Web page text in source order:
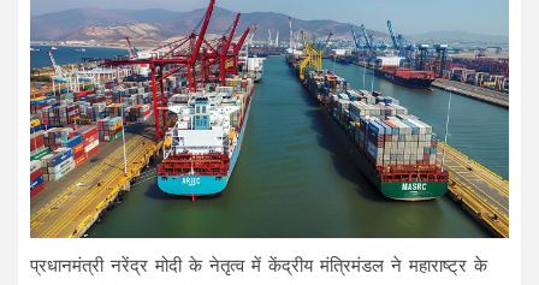
प्रधानमंत्री नरेंद्र मोदी के नेतृत्व में केंद्रीय मंत्रिमंडल ने महाराष्ट्र के